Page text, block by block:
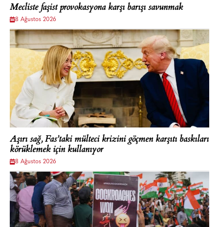
Mecliste faşist provokasyona karşı barışı savunmak
8 Ağustos 2026
Aşırı sağ, Fas’taki mülteci krizini göçmen karşıtı baskıları
körüklemek için kullanıyor
8 Ağustos 2026